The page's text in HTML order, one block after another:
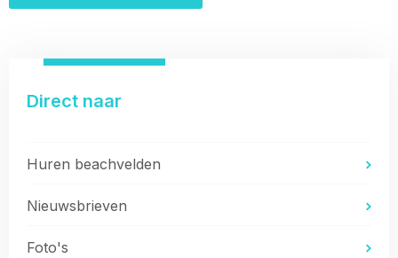
Direct naar
Huren beachvelden
Nieuwsbrieven
Foto's